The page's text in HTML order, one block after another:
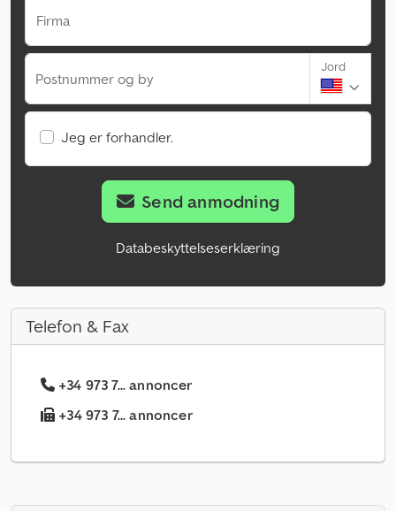
Firma
Postnummer og by
Jord
Jeg er forhandler.
Send anmodning
Databeskyttelseserklæring
Telefon & Fax
+34 973 7... annoncer
+34 973 7... annoncer